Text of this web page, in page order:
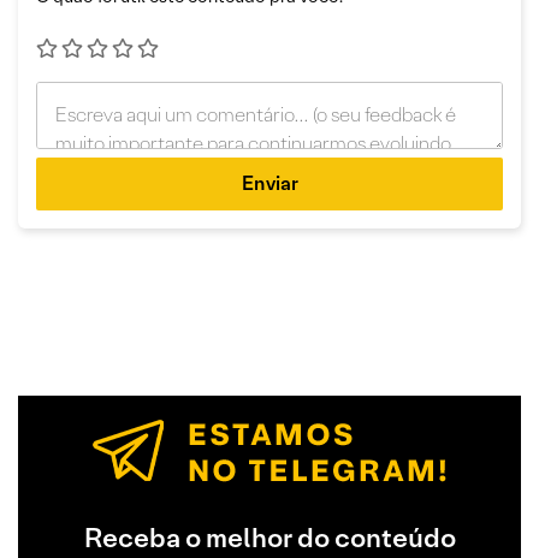
Enviar
Receba o melhor do conteúdo